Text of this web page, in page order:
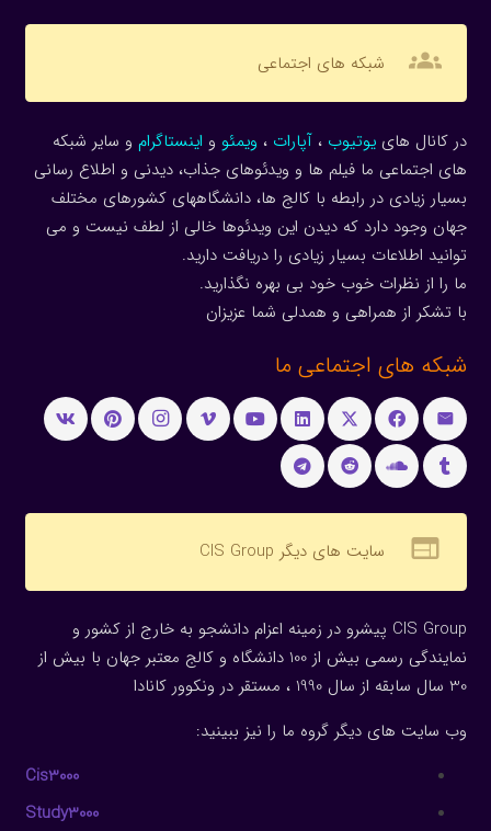
groups شبکه های اجتماعی
در کانال هاییوتیوب ، آپارات ، ویمئو و اینستاگرام و سایر شبکه
های اجتماعی ما فیلم ها و ویدئوهای جذاب، دیدنی و اطلاع رسانی
بسیار زیادی در رابطه با کالج ها، دانشگاههای کشورهای مختلف
جهان وجود دارد که دیدن این ویدئوها خالی از لطف نیست و می
توانید اطلاعات بسیار زیادی را دریافت دارید.
ما را از نظرات خوب خود بی بهره نگذارید.
با تشکر از همراهی و همدلی شما عزیزان
شبکه های اجتماعی ما
web سایت های دیگر CIS Group
CIS Group پیشرو در زمینه اعزام دانشجو به خارج از کشور و
نمایندگی رسمی بیش از 100 دانشگاه و کالج معتبر جهان با بیش از
30 سال سابقه از سال 1990 ، مستقر در ونکوور کانادا
وب سایت های دیگر گروه ما را نیز ببینید:
Cis3000
Study3000